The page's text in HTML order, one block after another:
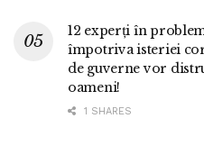
12 experți în
împotriva isteriei
de guverne vor
oameni!
1 SHARES